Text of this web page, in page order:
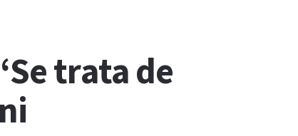
trata de